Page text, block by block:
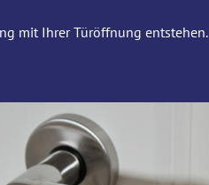
mit Ihrer Türöffnung entstehen.